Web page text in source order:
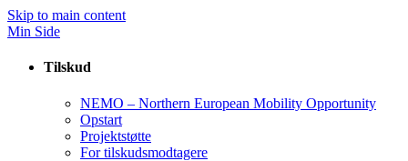
Skip to main content
Min Side
Tilskud
NEMO – Northern European Mobility Opportunity
Opstart
Projektstøtte
For tilskudsmodtagere